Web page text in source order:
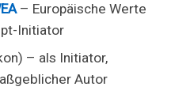
– Europäische Werte
Initiator
– als Initiator,
Autor